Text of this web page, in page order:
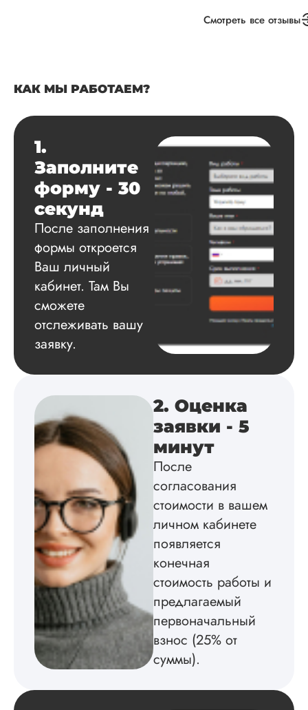
исследования
Вид работы:
Диссертация
Дата:2025-03-15
Автору огромное
спасибо за
сам подобрал
литературу,
оформил и провел
подробное
экспериментов,
которые сам же и
провел. Спасибо
содействие, буду и
дальше заказывать
работы здесь.
Вика
Вид работы:
Дата:
оформление.
самостоятельно
подобрал
обосновал
методологию
по результатам
Смотреть все отзывы
КАК МЫ РАБОТАЕМ?
1.
Заполните
форму - 30
секунд
После заполнения
формы откроется
Ваш личный
кабинет. Там Вы
сможете
отслеживать вашу
заявку.
2. Оценка
заявки - 5
минут
После
согласования
стоимости в вашем
личном кабинете
появляется
конечная
стоимость работы и
предлагаемый
первоначальный
взнос (25% от
суммы).